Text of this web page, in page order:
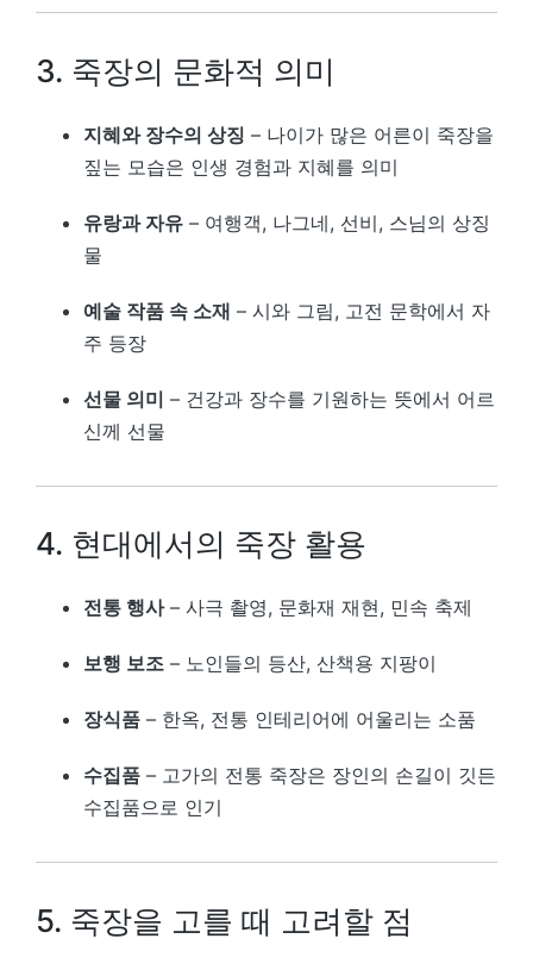
3. 죽장의 문화적 의미
지혜와 장수의 상징 – 나이가 많은 어른이 죽장을
짚는 모습은 인생 경험과 지혜를 의미
유랑과 자유 – 여행객, 나그네, 선비, 스님의 상징
물
예술 작품 속 소재 – 시와 그림, 고전 문학에서 자
주 등장
선물 의미 – 건강과 장수를 기원하는 뜻에서 어르
신께 선물
4. 현대에서의 죽장 활용
전통 행사– 사극 촬영, 문화재 재현, 민속 축제
보행 보조 – 노인들의 등산, 산책용 지팡이
장식품 – 한옥, 전통 인테리어에 어울리는 소품
수집품 – 고가의 전통 죽장은 장인의 손길이 깃든
수집품으로 인기
5. 죽장을 고를 때 고려할 점